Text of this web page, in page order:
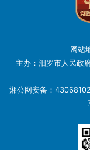
网站
主办：汨罗市人民
湘公网安备：